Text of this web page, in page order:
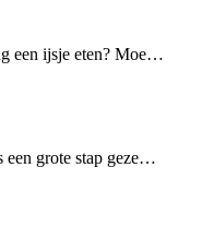
een ijsje eten? Moe…
een grote stap geze…